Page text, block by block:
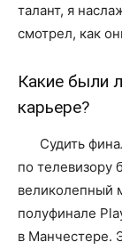
талант, я
смотрел, как
Какие были
карьере?
Судить
по
великолепный
полуфинале
в Манчестере.